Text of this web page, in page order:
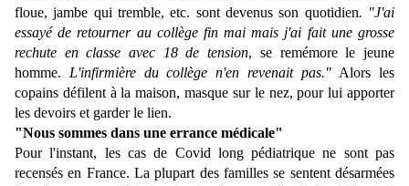
floue, jambe qui tremble, etc. sont devenus son quotidien. "J'ai
essayé de retourner au collège fin mai mais j'ai fait une grosse
rechute en classe avec 18 de tension, se remémore le jeune
homme. L'infirmière du collège n'en revenait pas."Alors les
copains défilent à la maison, masque sur le nez, pour lui apporter
les devoirs et garder le lien.
"Nous sommes dans une errance médicale"
Pour l'instant, les cas de Covid long pédiatrique ne sont pas
recensés en France. La plupart des familles se sentent désarmées